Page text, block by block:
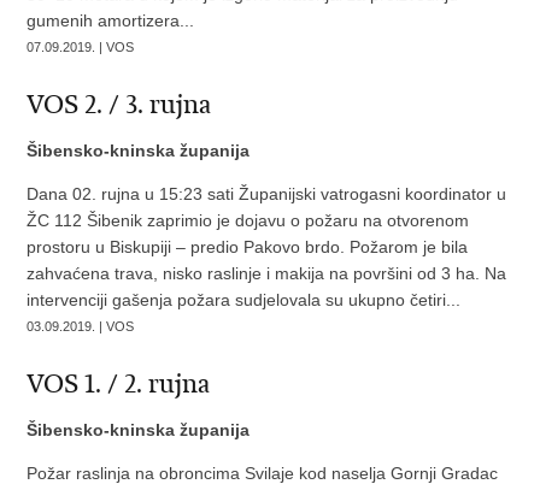
gumenih amortizera...
07.09.2019. | VOS
VOS 2. / 3. rujna
Šibensko-kninska županija
Dana 02. rujna u 15:23 sati Županijski vatrogasni koordinator u
ŽC 112 Šibenik zaprimio je dojavu o požaru na otvorenom
prostoru u Biskupiji – predio Pakovo brdo. Požarom je bila
zahvaćena trava, nisko raslinje i makija na površini od 3 ha. Na
intervenciji gašenja požara sudjelovala su ukupno četiri...
03.09.2019. | VOS
VOS 1. / 2. rujna
Šibensko-kninska županija
Požar raslinja na obroncima Svilaje kod naselja Gornji Gradac